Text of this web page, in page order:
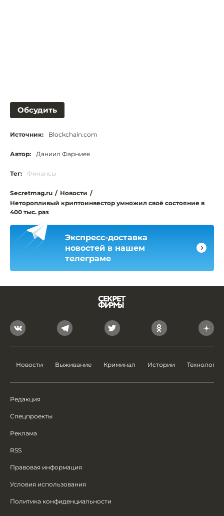
Обсудить
Источник: Blockchain.com
Автор: Даниил Фарниев
Тег: Финансы
Secretmag.ru / Новости /
Неторопливый криптоинвестор умножил своё состояние в
400 тыс. раз
Экспресс-доставка
новостей в нашем
телеграме
Новости Выживание Криминал Истории Технологии
Редакция
Спецпроекты
Реклама
RSS
Правовая информация
Условия использования
Политика конфиденциальности